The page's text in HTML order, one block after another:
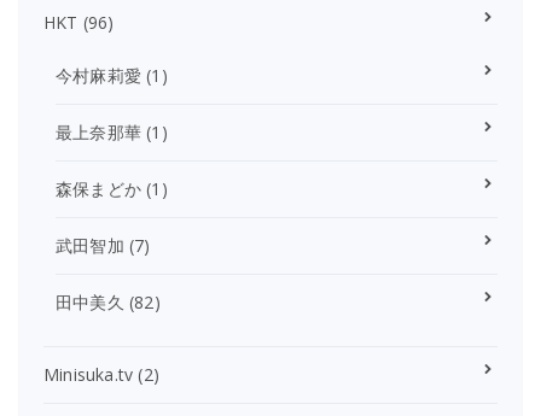
HKT (96)
今村麻莉愛 (1)
最上奈那華 (1)
森保まどか (1)
武田智加 (7)
田中美久 (82)
Minisuka.tv (2)